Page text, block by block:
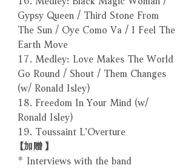
Gypsy Queen / Third Stone From
The Sun / Oye Como Va / I Feel The
Earth Move
17. Medley: Love Makes The World
Go Round / Shout / Them Changes
(w/ Ronald Isley)
18. Freedom In Your Mind (w/
Ronald Isley)
19. Toussaint L’Overture
【加贈】
* Interviews with the band